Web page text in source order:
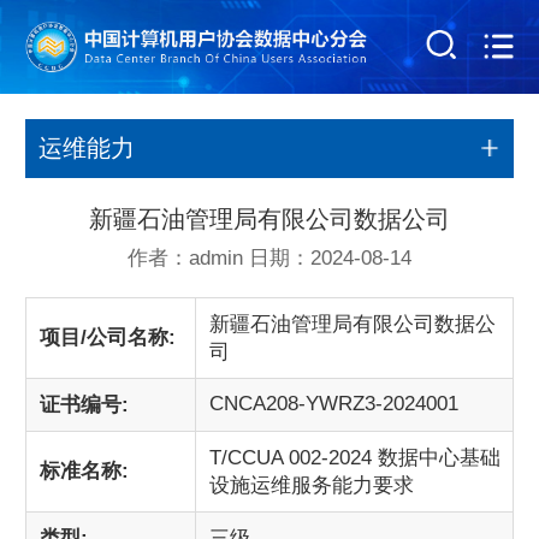
运维能力
新疆石油管理局有限公司数据公司
作者：admin 日期：2024-08-14
项目/公司名称:
新疆石油管理局有限公司数据公
司
证书编号: CNCA208-YWRZ3-2024001
标准名称:
T/CCUA 002-2024 数据中心基础
设施运维服务能力要求